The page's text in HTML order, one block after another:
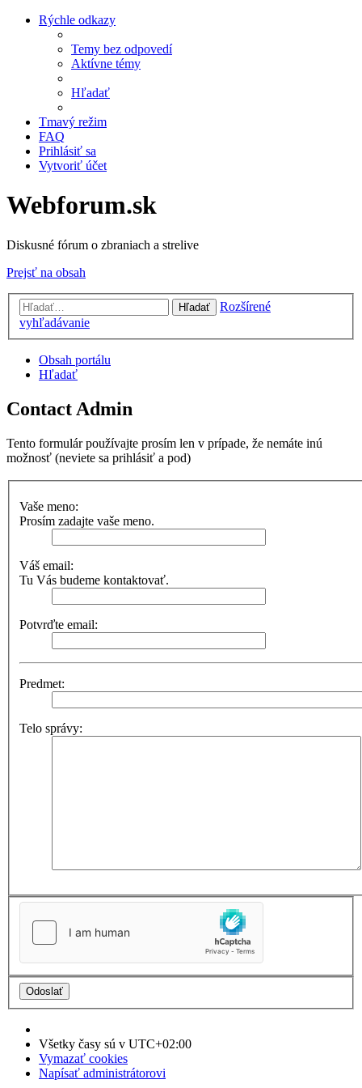
Rýchle odkazy
Temy bez odpovedí
Aktívne témy
Hľadať
Tmavý režim
FAQ
Prihlásiť sa
Vytvoriť účet
Webforum.sk
Diskusné fórum o zbraniach a strelive
Prejsť na obsah
Hľadať
Rozšírené
vyhľadávanie
Obsah portálu
Hľadať
Contact Admin
Tento formulár používajte prosím len v prípade, že nemáte inú
možnosť (neviete sa prihlásiť a pod)
Vaše meno:
Prosím zadajte vaše meno.
Váš email:
Tu Vás budeme kontaktovať.
Potvrďte email:
Predmet:
Telo správy:
Všetky časy sú v UTC+02:00
Vymazať cookies
Napísať administrátorovi